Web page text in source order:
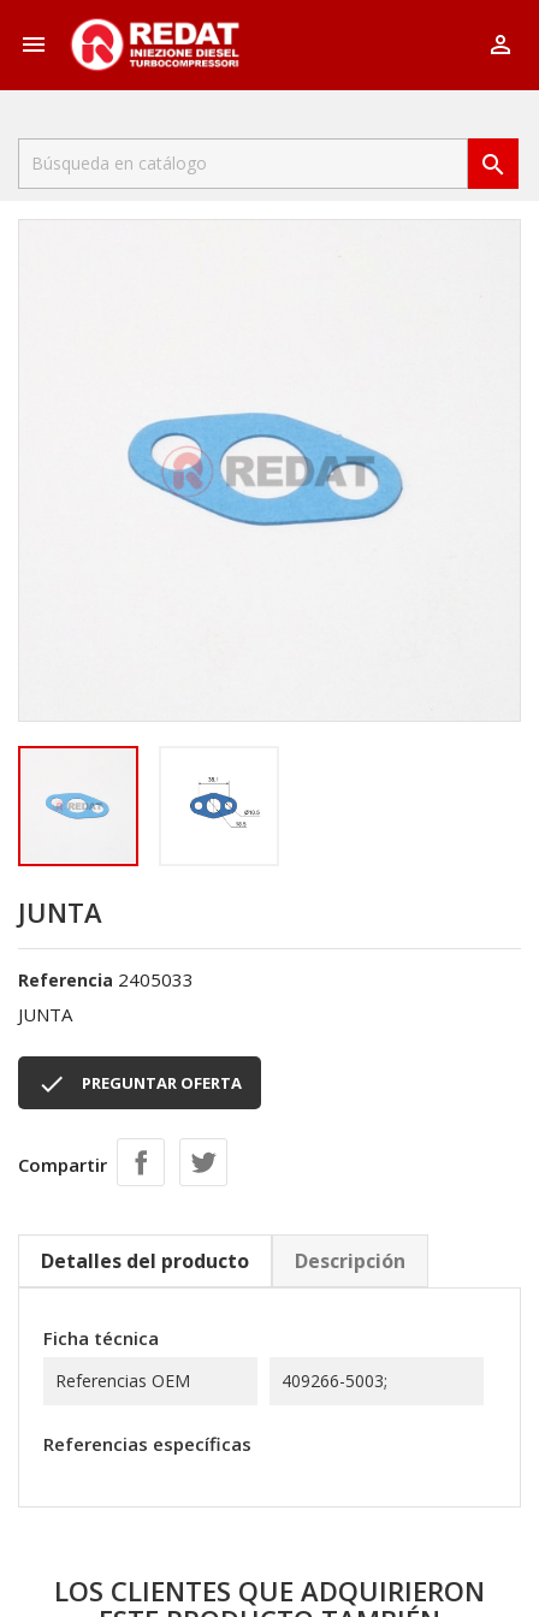
 

JUNTA
Referencia 2405033
JUNTA
 PREGUNTAR OFERTA
Compartir
Detalles del producto Descripción
Ficha técnica
Referencias OEM 409266-5003;
Referencias específicas
LOS CLIENTES QUE ADQUIRIERON